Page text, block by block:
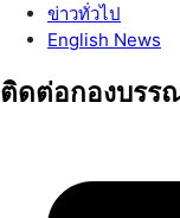
ข่าวทั่วไป
English News
ติดต่อกองบรร